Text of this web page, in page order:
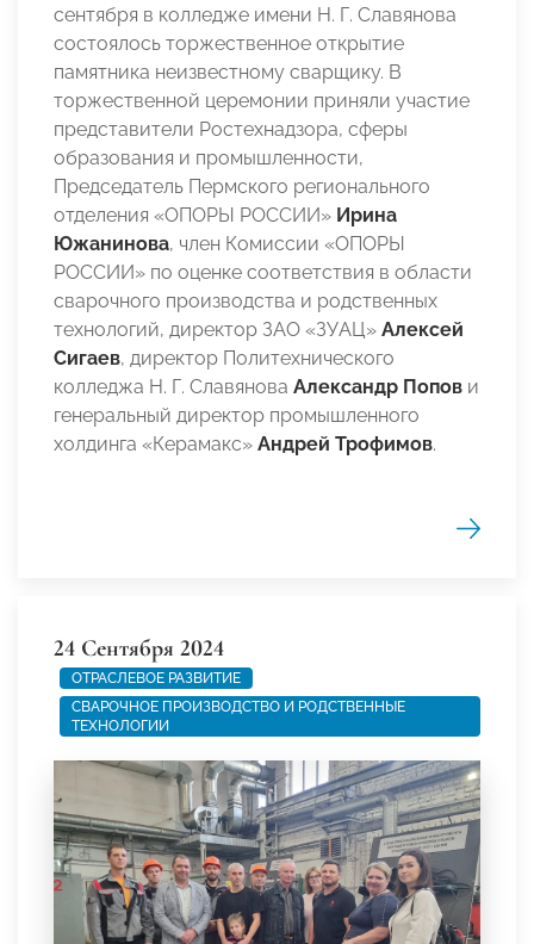
сентября в колледже имени Н. Г. Славянова
состоялось торжественное открытие
памятника неизвестному сварщику. В
торжественной церемонии приняли участие
представители Ростехнадзора, сферы
образования и промышленности,
Председатель Пермского регионального
отделения «ОПОРЫ РОССИИ» Ирина
Южанинова, член Комиссии «ОПОРЫ
РОССИИ» по оценке соответствия в области
сварочного производства и родственных
технологий, директор ЗАО «ЗУАЦ» Алексей
Сигаев, директор Политехнического
колледжа Н. Г. Славянова Александр Попов и
генеральный директор промышленного
холдинга «Керамакс» Андрей Трофимов.
24 Сентября 2024
ОТРАСЛЕВОЕ РАЗВИТИЕ
СВАРОЧНОЕ ПРОИЗВОДСТВО И РОДСТВЕННЫЕ
ТЕХНОЛОГИИ